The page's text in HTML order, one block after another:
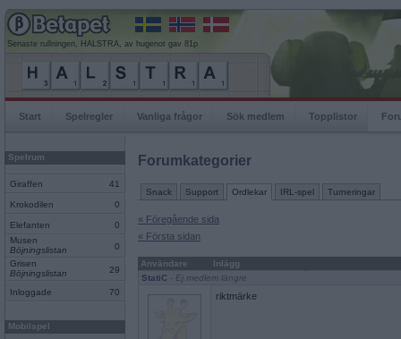
Senaste rullningen, HALSTRA, av hugenot gav 81p
Start Spelregler Vanliga frågor Sök medlem Topplistor
Spelrum
Giraffen 41
Krokodilen 0
Elefanten
0
Musen
Böjningslistan
0
Grisen
Böjningslistan
29
Inloggade 70
Mobilspel
Forumkategorier
Snack Support Ordlekar IRL-spel Turneringar
« Föregående sida
« Första sidan
Användare
Inlägg
StatiC - Ej medlem längre
riktmärke